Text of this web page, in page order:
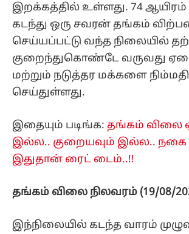
இறக்கத்தில் உள்ளது. 74 ஆயிரம்
கடந்து ஒரு சவரன் தங்கம்
செய்யப்பட்டு வந்த நிலையில்
குறைந்துகொண்டே வருவது
மற்றும் நடுத்தர மக்களை
செய்துள்ளது.
இதையும் படிங்க: தங்கம் விலை
இல்ல.. குறையவும் இல்ல..
இதுதான் ரைட் டைம்..!!
தங்கம் விலை நிலவரம் (19/08/
இந்நிலையில் கடந்த வாரம்